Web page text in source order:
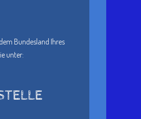
Bundesland Ihres
unter: